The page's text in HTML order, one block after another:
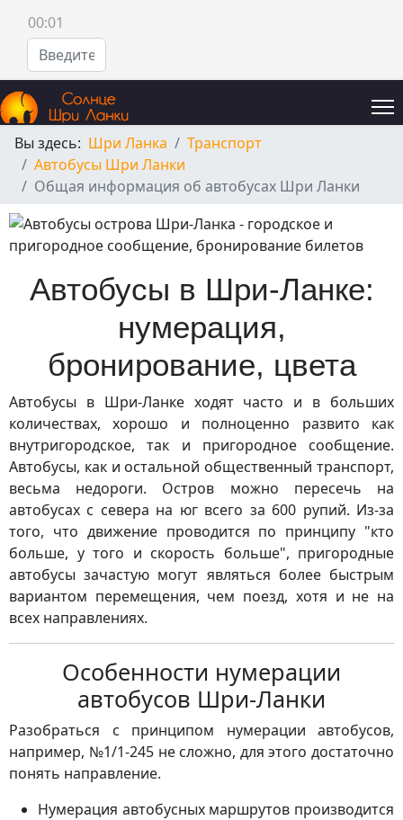
00:01
поиск по сайту
Вы здесь: Шри Ланка
Транспорт
Автобусы Шри Ланки
Общая информация об автобусах Шри Ланки
Автобусы в Шри-Ланке:
нумерация,
бронирование, цвета
Автобусы в Шри-Ланке ходят часто и в больших
количествах, хорошо и полноценно развито как
внутригородское, так и пригородное сообщение.
Автобусы, как и остальной общественный транспорт,
весьма недороги. Остров можно пересечь на
автобусах с севера на юг всего за 600 рупий. Из-за
того, что движение проводится по принципу "кто
больше, у того и скорость больше", пригородные
автобусы зачастую могут являться более быстрым
вариантом перемещения, чем поезд, хотя и не на
всех направлениях.
Особенности нумерации
автобусов Шри-Ланки
Разобраться с принципом нумерации автобусов,
например, №1/1-245 не сложно, для этого достаточно
понять направление.
Нумерация автобусных маршрутов производится